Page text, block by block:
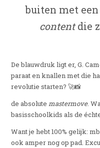
buiten met
contentdie
De blauwdruk ligt er, G.
paraat en knallen met die
revolutie starten? 🚀📸
de absolute mastermove.
basisschoolkids als de
Want je hebt 100% gelijk:
ook amper nog op pad.